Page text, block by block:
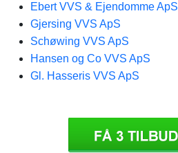
Ebert VVS & Ejendomme ApS
Gjersing VVS ApS
Schøwing VVS ApS
Hansen og Co VVS ApS
Gl. Hasseris VVS ApS